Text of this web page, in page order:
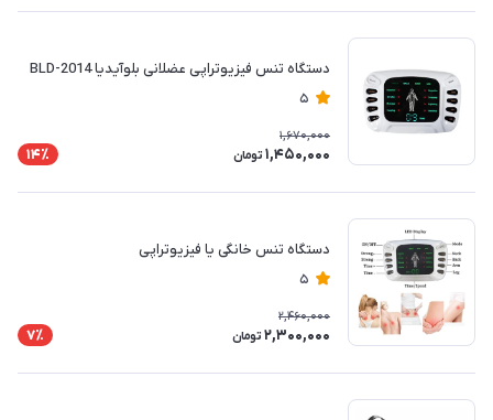
دستگاه تنس فیزیوتراپی عضلانی بلوآیدیا BLD-2014
5
1,670,000
1,450,000 تومان 14٪
دستگاه تنس خانگی یا فیزیوتراپی
5
2,460,000
2,300,000 تومان 7٪